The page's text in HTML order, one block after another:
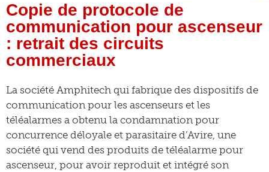
Copie de protocole de
communication pour ascenseur
: retrait des circuits
commerciaux
La société Amphitech qui fabrique des dispositifs de
communication pour les ascenseurs et les
téléalarmes a obtenu la condamnation pour
concurrence déloyale et parasitaire d’Avire, une
société qui vend des produits de téléalarme pour
ascenseur, pour avoir reproduit et intégré son